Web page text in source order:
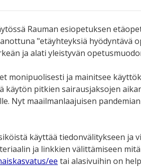
Rauman esiopetuksen
"etäyhteyksiä hyödyntävä
ja alati yleistyvän
monipuolisesti ja mainitsee
käytön pitkien sairausjaksojen
Nyt maailmanlaajuisen
käyttää tiedonvälitykseen ja
ja linkkien välittämiseen
ee tai alasivuihin on